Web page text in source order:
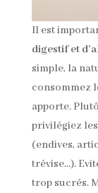
Il est
digestif et
simple, la
consommez
apporte.
privilégiez
(endives,
trévise…).
trop sucrés.